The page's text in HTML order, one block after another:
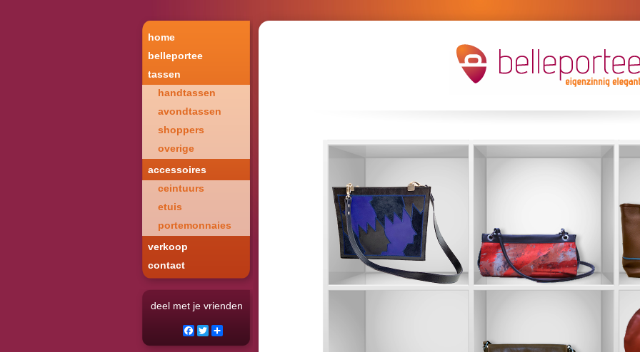
home
belleportee
tassen
handtassen
avondtassen
shoppers
overige
accessoires
ceintuurs
etuis
portemonnaies
verkoop
contact
deel met je vrienden
Facebook
Twitter